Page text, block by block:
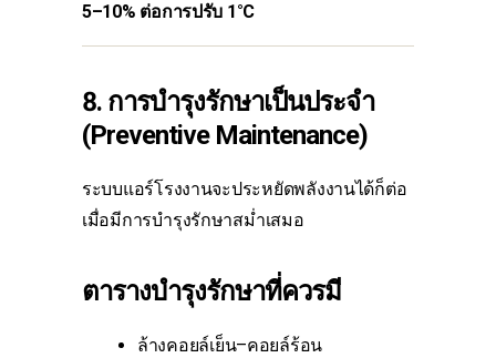
5–10% ต่อการปรับ 1°C
8. การบำรุงรักษาเป็นประจำ
(Preventive Maintenance)
ระบบแอร์โรงงานจะประหยัดพลังงานได้ก็ต่อ
เมื่อมีการบำรุงรักษาสม่ำเสมอ
ตารางบำรุงรักษาที่ควรมี
ล้างคอยล์เย็น–คอยล์ร้อน